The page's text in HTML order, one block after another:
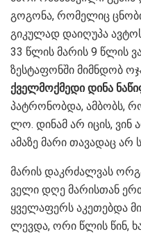
გო­გო­ნა, რო­მე­ლიც
გი­კუ­ლად და­ი­ღუ­პა
33 წლის მა­რის 9 წლის
ზეს­ტა­ფონ­ში მიმ­ნდობ
ქველ­მოქ­მე­დი დინა
პატ­რო­ნობ­და, ამ­ბობს,
ლო. დი­ნამ არ იცის, ვინ
ამა­ზე მარი თა­ვა­დაც არ
მა­რის დაკ­რძალ­ვას
ვე­ლი დღე მა­რის­თან
ყვე­ლა­ფერს აკე­თებ­და
ლევ­და, ორი წლის წინ,